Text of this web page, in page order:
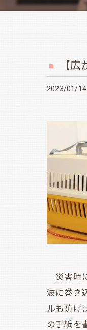
【
2023/01/14
災害時
波に巻き
ルも防げ
の手紙を